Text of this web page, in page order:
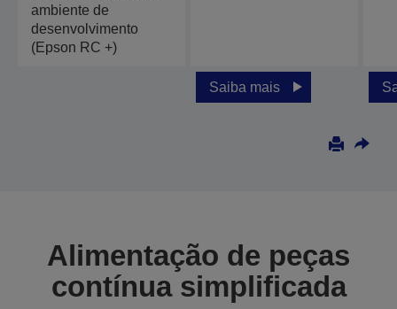
ambiente de
desenvolvimento
(Epson RC +)
Saiba mais
Alimentação de peças
contínua simplificada